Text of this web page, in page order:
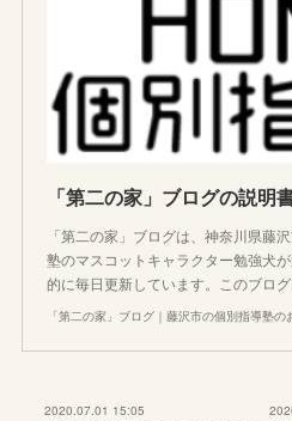
「第二の家」ブログの説明
「第二の家」ブログは、神奈川県藤
塾のマスコットキャラクター勉強犬
的に毎日更新しています。このブロ
「第二の家」ブログ｜藤沢市の個別指導塾の
2020.07.01 15:05